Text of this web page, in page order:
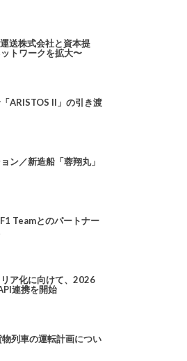
送株式会社と資本提
トワークを拡大〜
ARISTOS II」の引き渡
ン／新造船「蓉翔丸」
Teamとのパートナー
リア化に向けて、2026
連携を開始
列車の運転計画につい